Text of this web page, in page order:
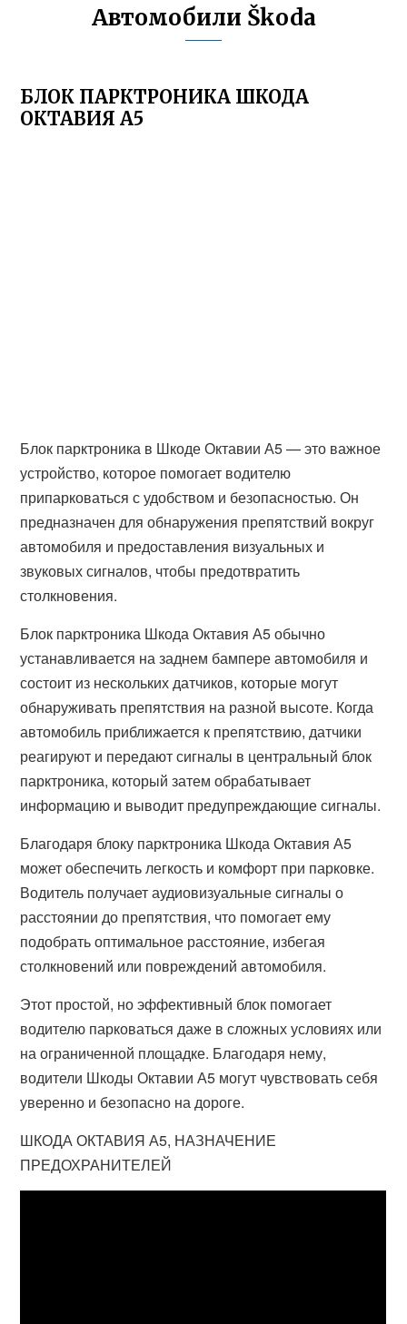
Автомобили Škoda
БЛОК ПАРКТРОНИКА ШКОДА
ОКТАВИЯ А5
Блок парктроника в Шкоде Октавии А5 — это важное
устройство, которое помогает водителю
припарковаться с удобством и безопасностью. Он
предназначен для обнаружения препятствий вокруг
автомобиля и предоставления визуальных и
звуковых сигналов, чтобы предотвратить
столкновения.
Блок парктроника Шкода Октавия А5 обычно
устанавливается на заднем бампере автомобиля и
состоит из нескольких датчиков, которые могут
обнаруживать препятствия на разной высоте. Когда
автомобиль приближается к препятствию, датчики
реагируют и передают сигналы в центральный блок
парктроника, который затем обрабатывает
информацию и выводит предупреждающие сигналы.
Благодаря блоку парктроника Шкода Октавия А5
может обеспечить легкость и комфорт при парковке.
Водитель получает аудиовизуальные сигналы о
расстоянии до препятствия, что помогает ему
подобрать оптимальное расстояние, избегая
столкновений или повреждений автомобиля.
Этот простой, но эффективный блок помогает
водителю парковаться даже в сложных условиях или
на ограниченной площадке. Благодаря нему,
водители Шкоды Октавии А5 могут чувствовать себя
уверенно и безопасно на дороге.
ШКОДА ОКТАВИЯ А5, НАЗНАЧЕНИЕ
ПРЕДОХРАНИТЕЛЕЙ